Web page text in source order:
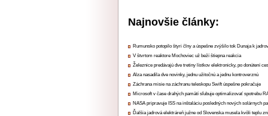
Najnovšie články:
Rumunsko potopilo štyri člny a úspešne zvýšilo tok Dunaja k
V štvrtom reaktore Mochoviec už beží štiepna reakcia
Železnice predávajú dve tretiny lístkov elektronicky, po donútení
Alza nasadila dve novinky, jednu užitočnú a jednu kontroverznú
Záchrana misie na záchranu teleskopu Swift úspešne pokračuje
Microsoft v čase drahých pamätí sľubuje optimalizovať spotrebu
NASA pripravuje ISS na inštaláciu posledných nových solárnych
Ďalšia jadrová elektráreň južne od Slovenska musela kvôli teplu